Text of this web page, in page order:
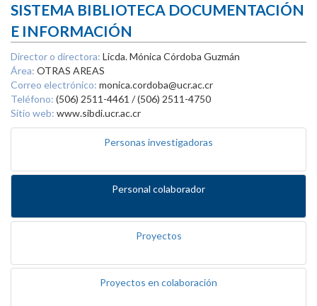
SISTEMA BIBLIOTECA DOCUMENTACIÓN
E INFORMACIÓN
Director o directora: Licda. Mónica Córdoba Guzmán
Área: OTRAS AREAS
Correo electrónico: monica.cordoba@ucr.ac.cr
Teléfono: (506) 2511-4461 / (506) 2511-4750
Sitio web: www.sibdi.ucr.ac.cr
Personas investigadoras
Personal colaborador
Proyectos
Proyectos en colaboración